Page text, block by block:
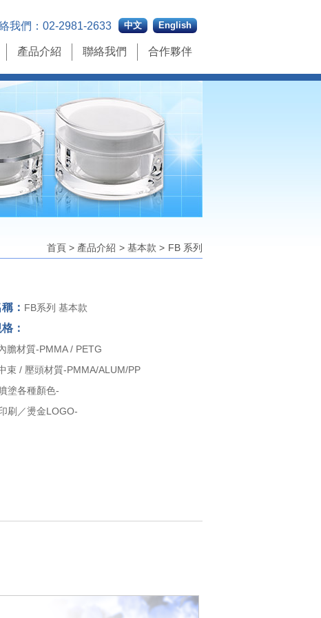
English
中文
我們： 02-2981-2633
產品介紹 聯絡我們 合作夥伴
首頁> 產品介紹 >基本款 > FB 系列
： FB系列 基本款
：
膽材質-PMMA / PETG
束 / 壓頭材質-PMMA/ALUM/PP
塗各種顏色-
刷／燙金LOGO-